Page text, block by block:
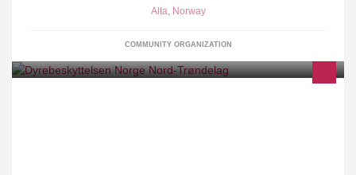
Alta, Norway
COMMUNITY ORGANIZATION